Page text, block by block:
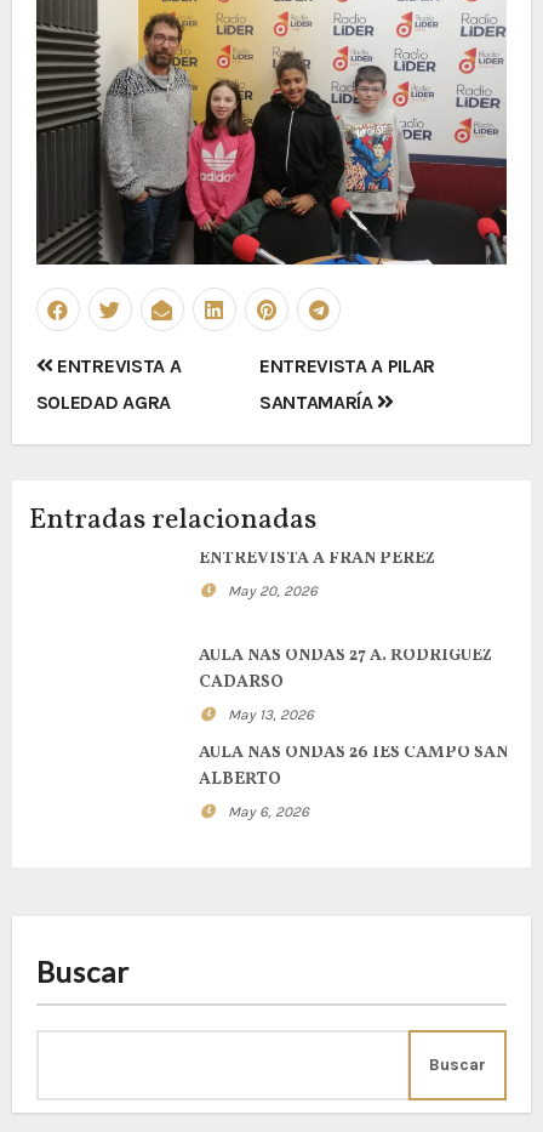
Navegación
de
entradas
ENTREVISTA A
SOLEDAD AGRA
ENTREVISTA A PILAR
SANTAMARÍA
Entradas relacionadas
ENTREVISTA A FRAN PEREZ
May 20, 2026
AULA NAS ONDAS 27 A. RODRIGUEZ
CADARSO
May 13, 2026
AULA NAS ONDAS 26 IES CAMPO SAN
ALBERTO
May 6, 2026
Buscar
Buscar